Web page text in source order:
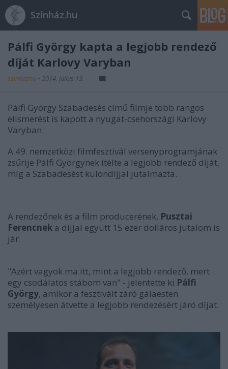
Színház.hu
Pálfi György kapta a legjobb rendező
díját Karlovy Varyban
szinhazhu • 2014. július 13.
Pálfi György Szabadesés című filmje több rangos
elismerést is kapott a nyugat-csehországi Karlovy
Varyban.
A 49. nemzetközi filmfesztivál versenyprogramjának
zsűrije Pálfi Györgynek ítélte a legjobb rendező díját,
míg a Szabadesést különdíjjal jutalmazta.
A rendezőnek és a film producerének, Pusztai
Ferencnek a díjjal együtt 15 ezer dolláros jutalom is
jár.
"Azért vagyok ma itt, mint a legjobb rendező, mert
egy csodálatos stábom van" - jelentette ki Pálfi
György, amikor a fesztivált záró gálaesten
személyesen átvette a legjobb rendezésért járó díjat.